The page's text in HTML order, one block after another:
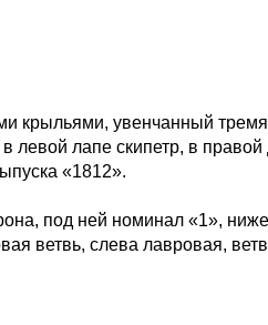
крыльями, увенчанный
лапе скипетр, в
«1812».
под ней номинал «1»,
ветвь, слева лавровая,